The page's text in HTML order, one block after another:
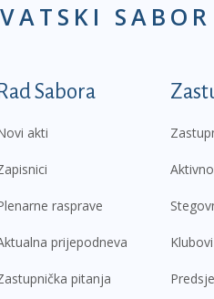
SABOR
prvi
Rad Sabora
akti
rasprave
prijepodneva
pitanja